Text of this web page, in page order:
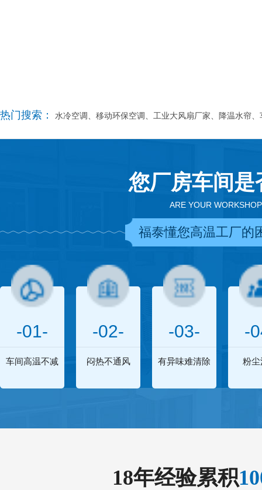
热门搜索： 水冷空调、移动环保空调、工业大风扇厂家、降温水帘
您厂房车间
ARE YOUR
福泰懂您高温工厂的
-01-
车间高温不减
-02-
闷热不通风
-03-
有异味难清除
-
粉尘
18年经验累积